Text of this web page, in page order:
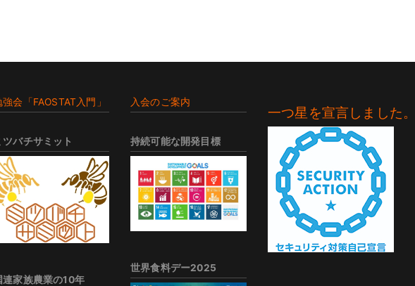
強会「FAOSTAT入門」
ツバチサミット
連家族農業の10年
入会のご案内
持続可能な開発目標
世界食料デー2025
一つ星を宣言しました